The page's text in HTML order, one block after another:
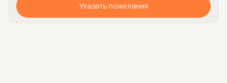
Указать пожелания